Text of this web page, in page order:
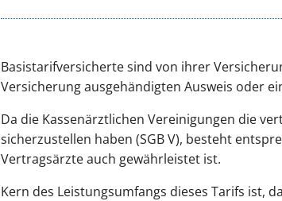
Basistarifversicherte sind von ihrer
Versicherung ausgehändigten Ausweis oder
Da die Kassenärztlichen Vereinigungen die
sicherzustellen haben (SGB V), besteht
Vertragsärzte auch gewährleistet ist.
Kern des Leistungsumfangs dieses Tarifs ist,